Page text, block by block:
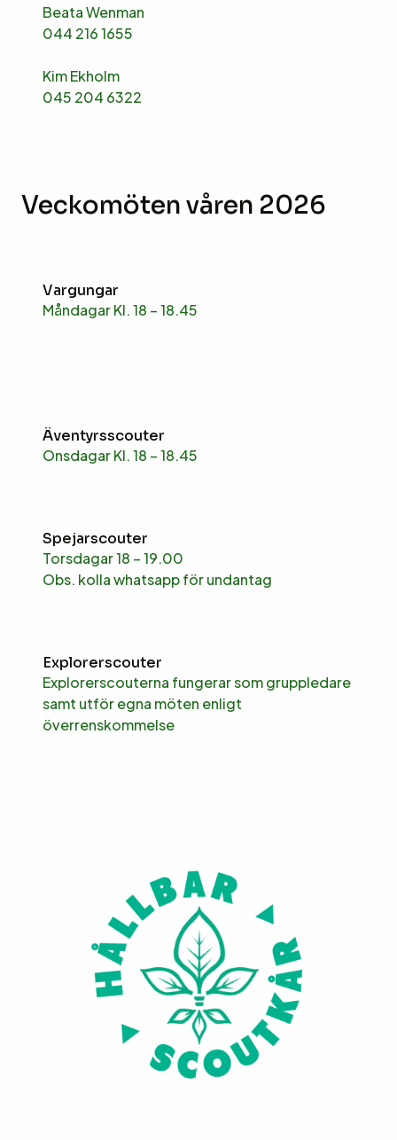
Beata Wenman
044 216 1655
Kim Ekholm
045 204 6322
Veckomöten våren 2026
Vargungar
Måndagar Kl. 18 – 18.45
Äventyrsscouter
Onsdagar Kl. 18 – 18.45
Spejarscouter
Torsdagar 18 – 19.00
Obs. kolla whatsapp för undantag
Explorerscouter
Explorerscouterna fungerar som gruppledare
samt utför egna möten enligt
överrenskommelse